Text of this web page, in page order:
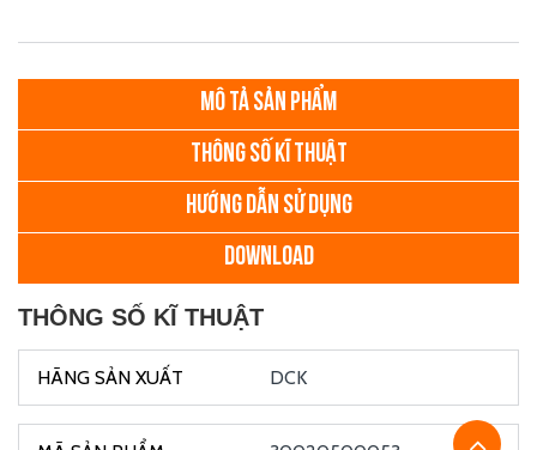
MÔ TẢ SẢN PHẨM
THÔNG SỐ KĨ THUẬT
HƯỚNG DẪN SỬ DỤNG
DOWNLOAD
THÔNG SỐ KĨ THUẬT
DCK